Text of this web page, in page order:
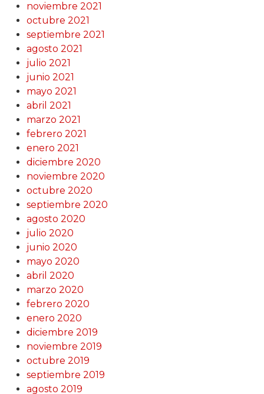
noviembre 2021
octubre 2021
septiembre 2021
agosto 2021
julio 2021
junio 2021
mayo 2021
abril 2021
marzo 2021
febrero 2021
enero 2021
diciembre 2020
noviembre 2020
octubre 2020
septiembre 2020
agosto 2020
julio 2020
junio 2020
mayo 2020
abril 2020
marzo 2020
febrero 2020
enero 2020
diciembre 2019
noviembre 2019
octubre 2019
septiembre 2019
agosto 2019